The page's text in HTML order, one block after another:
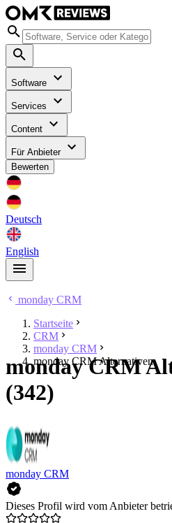
Software
Services
Content
Für Anbieter
Bewerten
Deutsch
English
monday CRM
Startseite
CRM
monday CRM
monday CRM Alternativen
monday CRM
(342)
monday CRM
Dieses Profil wird vom Anbieter